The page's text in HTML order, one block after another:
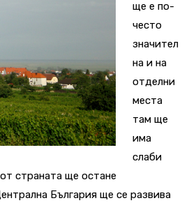
ще е по-
често
значител
на и на
отделни
места
там ще
има
слаби
страната ще остане
България ще се развива